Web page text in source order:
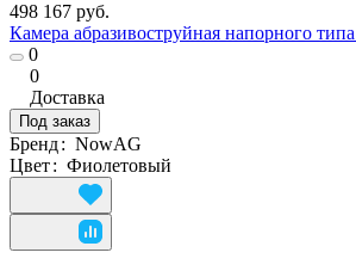
498 167 руб.
Камера абразивоструйная напорного
0
0
Доставка
Под заказ
Бренд: NowAG
Цвет: Фиолетовый